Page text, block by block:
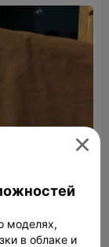

моделях,
в облаке и